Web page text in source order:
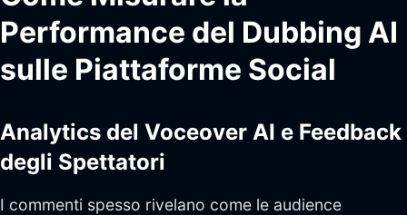
Performance del Dubbing AI
sulle Piattaforme Social
Analytics del Voceover AI e Feedback
degli Spettatori
I commenti spesso rivelano come le audience